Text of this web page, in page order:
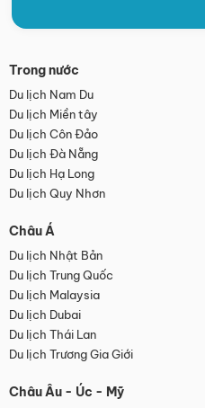
Trong nước
Du lịch Nam Du
Du lịch Miền tây
Du lịch Côn Đảo
Du lịch Đà Nẵng
Du lịch Hạ Long
Du lịch Quy Nhơn
Châu Á
Du lịch Nhật Bản
Du lịch Trung Quốc
Du lịch Malaysia
Du lịch Dubai
Du lịch Thái Lan
Du lịch Trương Gia Giới
Châu Âu - Úc - Mỹ